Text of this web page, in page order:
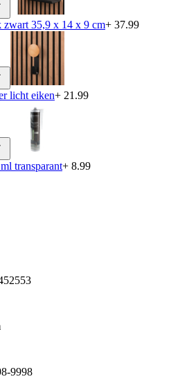
zwart 35,9 x 14 x 9 cm+ 37.99
licht eiken+ 21.99
transparant+ 8.99
9998